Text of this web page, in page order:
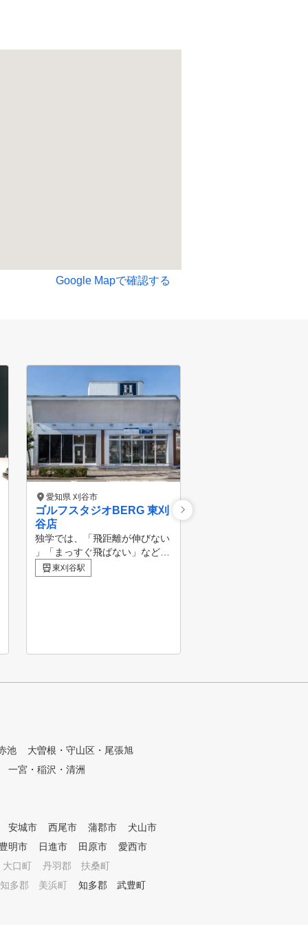
Google Mapで確認する
愛知県 刈谷市
ゴルフスタジオBERG 東刈
谷店
独学では、「飛距離が伸びない
」「まっすぐ飛ばない」など、
変な癖がついてしまうことがあ
ります。 BERGならプロがあな
場を完備
東刈谷駅
池
大曽根・守山区・尾張旭
一宮・稲沢・清洲
安城市 西尾市 蒲郡市
犬山市
豊明市 日進市 田原市
愛西市
口町
丹羽郡 扶桑町
知多郡 美浜町
知多郡 武豊町